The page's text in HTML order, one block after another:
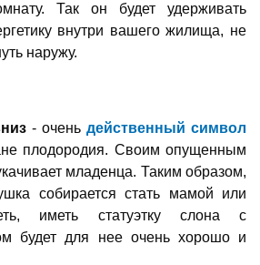
Так он будет удерживать
внутри вашего жилища, не
наружу.
- очень действенный символ
плодородия. Своим опущенным
младенца. Таким образом,
собирается стать мамой или
иметь статуэтку слона с
будет для нее очень хорошо и